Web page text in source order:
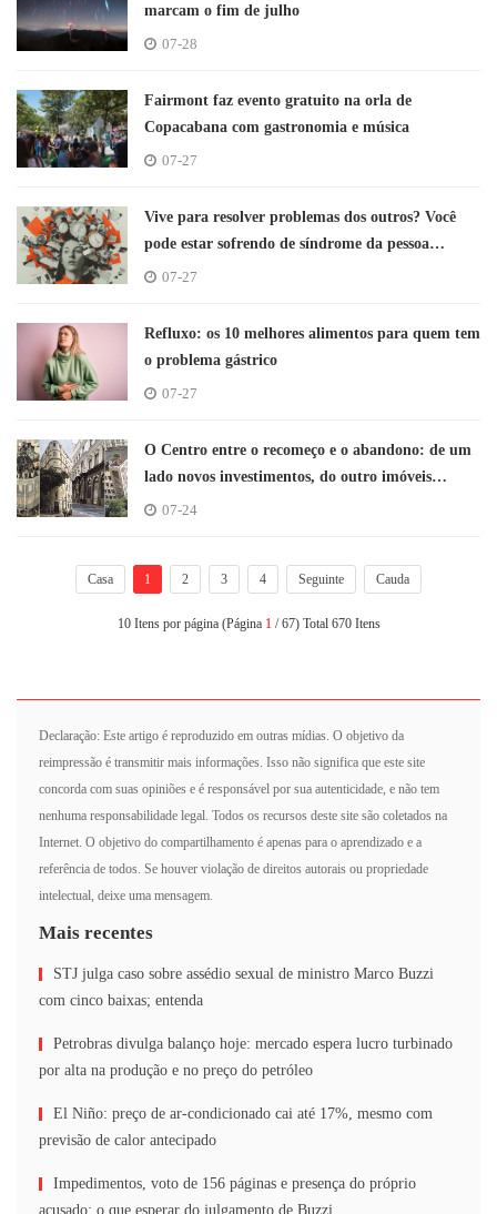
marcam o fim de julho
07-28
Fairmont faz evento gratuito na orla de
Copacabana com gastronomia e música
07-27
Vive para resolver problemas dos outros? Você
pode estar sofrendo de síndrome da pessoa
necessária; Entenda
07-27
Refluxo: os 10 melhores alimentos para quem tem
o problema gástrico
07-27
O Centro entre o recomeço e o abandono: de um
lado novos investimentos, do outro imóveis
históricos degradados
07-24
Casa 1 2 3 4 Seguinte Cauda
10 Itens por página (Página 1/ 67) Total 670 Itens
Declaração: Este artigo é reproduzido em outras mídias. O objetivo da
reimpressão é transmitir mais informações. Isso não significa que este site
concorda com suas opiniões e é responsável por sua autenticidade, e não tem
nenhuma responsabilidade legal. Todos os recursos deste site são coletados na
Internet. O objetivo do compartilhamento é apenas para o aprendizado e a
referência de todos. Se houver violação de direitos autorais ou propriedade
intelectual, deixe uma mensagem.
Mais recentes
STJ julga caso sobre assédio sexual de ministro Marco Buzzi
com cinco baixas; entenda
Petrobras divulga balanço hoje: mercado espera lucro turbinado
por alta na produção e no preço do petróleo
El Niño: preço de ar-condicionado cai até 17%, mesmo com
previsão de calor antecipado
Impedimentos, voto de 156 páginas e presença do próprio
acusado: o que esperar do julgamento de Buzzi